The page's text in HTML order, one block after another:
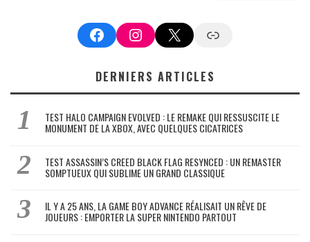
FacebookInstagram
X Google News
DERNIERS ARTICLES
TEST HALO CAMPAIGN EVOLVED : LE REMAKE QUI RESSUSCITE LE
MONUMENT DE LA XBOX, AVEC QUELQUES CICATRICES
TEST ASSASSIN’S CREED BLACK FLAG RESYNCED : UN REMASTER
SOMPTUEUX QUI SUBLIME UN GRAND CLASSIQUE
IL Y A 25 ANS, LA GAME BOY ADVANCE RÉALISAIT UN RÊVE DE
JOUEURS : EMPORTER LA SUPER NINTENDO PARTOUT